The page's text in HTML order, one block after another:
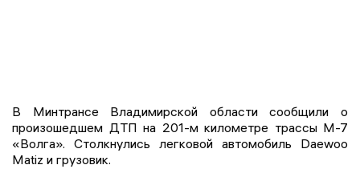
В Минтрансе Владимирской области сообщили о
произошедшем ДТП на 201-м километре трассы М-7
«Волга». Столкнулись легковой автомобиль Daewoo
Matiz и грузовик.